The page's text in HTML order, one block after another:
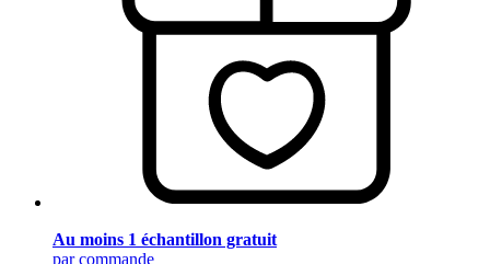
Au moins 1 échantillon gratuit
par commande